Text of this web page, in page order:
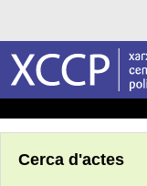
Cerca d'actes